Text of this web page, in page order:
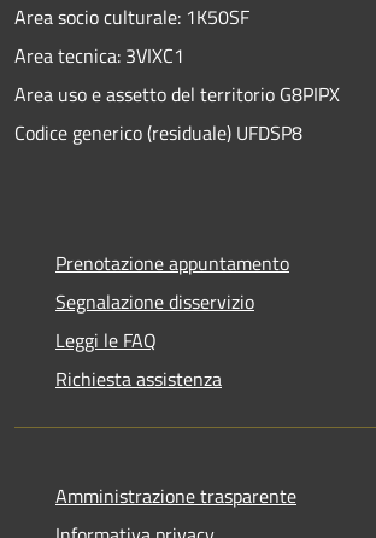
Area socio culturale: 1K50SF
Area tecnica: 3VIXC1
Area uso e assetto del territorio G8PIPX
Codice generico (residuale) UFDSP8
Prenotazione appuntamento
Segnalazione disservizio
Leggi le FAQ
Richiesta assistenza
Amministrazione trasparente